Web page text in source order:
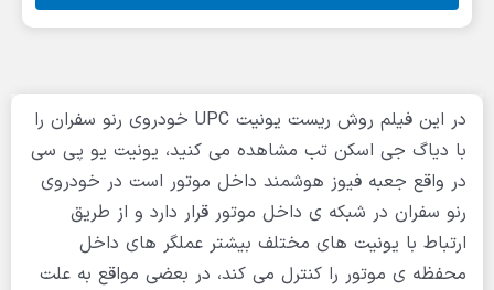
در این فیلم روش ریست یونیت UPC خودروی رنو سفران را
با دیاگ جی اسکن تب مشاهده می کنید، یونیت یو پی سی
در واقع جعبه فیوز هوشمند داخل موتور است در خودروی
رنو سفران در شبکه ی داخل موتور قرار دارد و از طریق
ارتباط با یونیت های مختلف بیشتر عملگر های داخل
محفظه ی موتور را کنترل می کند، در بعضی مواقع به علت